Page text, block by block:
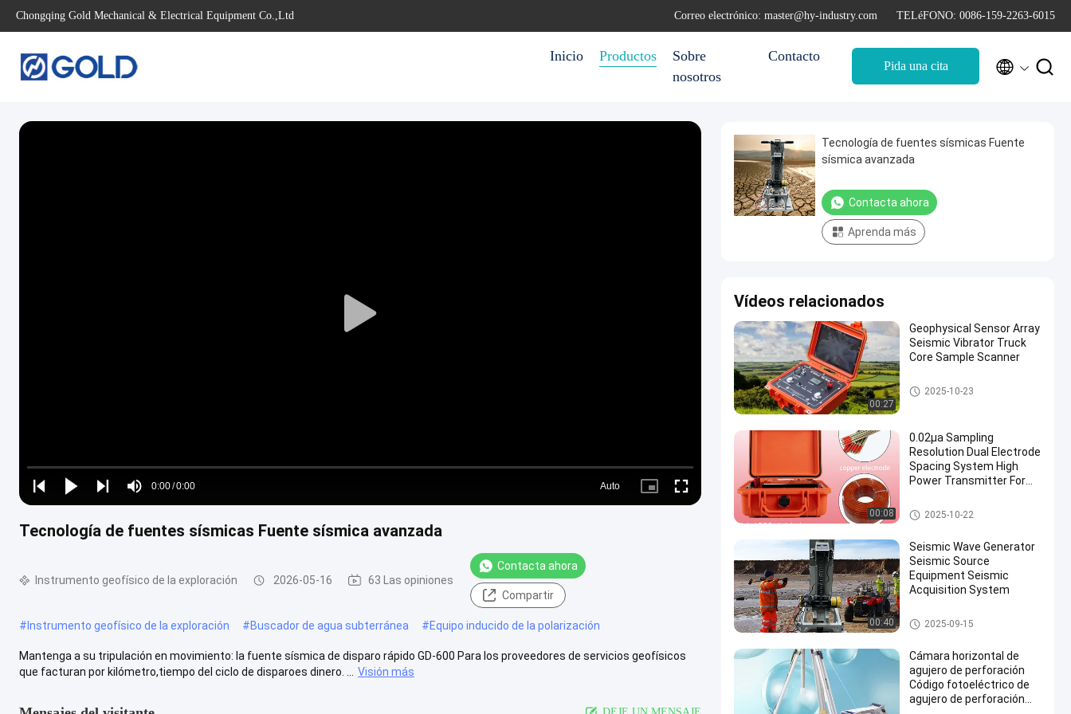
Chongqing Gold Mechanical & Electrical Equipment Co.,Ltd Correo electrónico: master@hy-industry.com TELéFONO: 0086-159-2263-6015
Inicio Productos
Sobre
nosotros
Contacto
Pida una cita  
Play
Play
Play
Play
Mute
Time
0:00/0:00
Loaded:
0%
Auto
Picture- Fullscreen
Tecnología de fuentes sísmicas Fuente sísmica avanzada
Instrumento geofísico de la exploración 2026-05-16 63 Las opiniones
Contacta ahora
Compartir
#Instrumento geofísico de la exploración #Buscador de agua subterránea #Equipo inducido de la polarización
Mantenga a su tripulación en movimiento: la fuente sísmica de disparo rápido GD-600 Para los proveedores de servicios geofísicos
que facturan por kilómetro,tiempo del ciclo de disparoes dinero. ...
Visión más
DEJE UN MENSAJE
Tecnología de fuentes sísmicas Fuente
sísmica avanzada
Contacta ahora
Aprenda más
Vídeos relacionados
00:27
Geophysical Sensor Array
Seismic Vibrator Truck
Core Sample Scanner
Instrumento geofísico de la ex
ploración
2025-10-23
00:08
0.02μa Sampling
Resolution Dual Electrode
Spacing System High
Power Transmitter For
Exploration
Instrumento geofísico de la ex
ploración
2025-10-22
00:40
Seismic Wave Generator
Seismic Source
Equipment Seismic
Acquisition System
Instrumento geofísico de la ex
ploración
2025-09-15
Cámara horizontal de
agujero de perforación
Código fotoeléctrico de
agujero de perforación